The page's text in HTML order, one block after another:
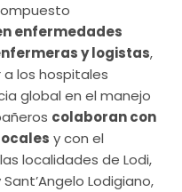
enfermedades
y logistas,
los hospitales
global en el manejo
colaboran con
y con el
localidades de Lodi,
Lodigiano,